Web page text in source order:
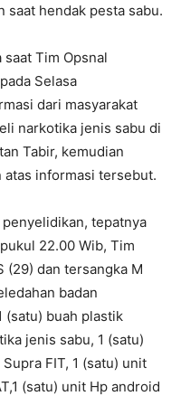
saat hendak pesta sabu.
Tim Opsnal
Selasa
dari masyarakat
narkotika jenis sabu di
Tabir, kemudian
informasi tersebut.
tepatnya
22.00 Wib, Tim
(29) dan tersangka M
badan
(satu) buah plastik
jenis sabu, 1 (satu)
FIT, 1 (satu) unit
(satu) unit Hp android